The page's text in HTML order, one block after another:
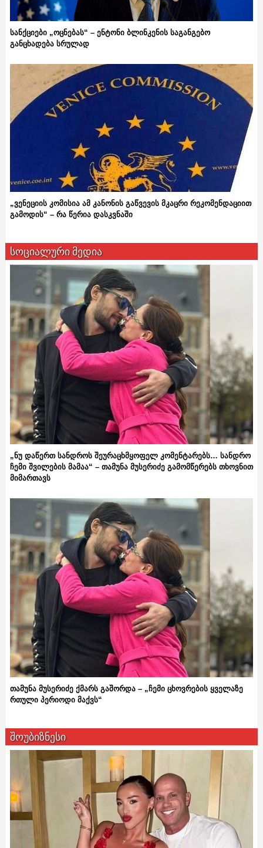
სანქციები „ოცნებას“ – ენტონი ბლინკენის საგანგებო
განცხადება სრულად
„ვენეციის კომისია ამ კანონის გაწვევის მკაცრი რეკომენდაციით
გამოდის“ – რა წერია დასკვნაში
სოციალური მედია
„ნუ დაწერთ სანდროს შეურაცხმყოფელ კომენტარებს… სანდრო
ჩემი შვილების მამაა“ – თამუნა მუსერიძე გამომწერებს თხოვნით
მიმართავს
თამუნა მუსერიძე ქმარს გაშორდა – „ჩემი ცხოვრების ყველაზე
რთული პერიოდი მაქვს“
შოუბიზნესი